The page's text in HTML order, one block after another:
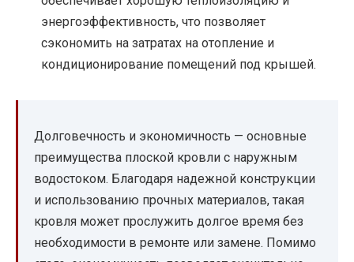
энергоэффективность, что позволяет
сэкономить на затратах на отопление и
кондиционирование помещений под крышей.
Долговечность и экономичность — основные
преимущества плоской кровли с наружным
водостоком. Благодаря надежной конструкции
и использованию прочных материалов, такая
кровля может прослужить долгое время без
необходимости в ремонте или замене. Помимо